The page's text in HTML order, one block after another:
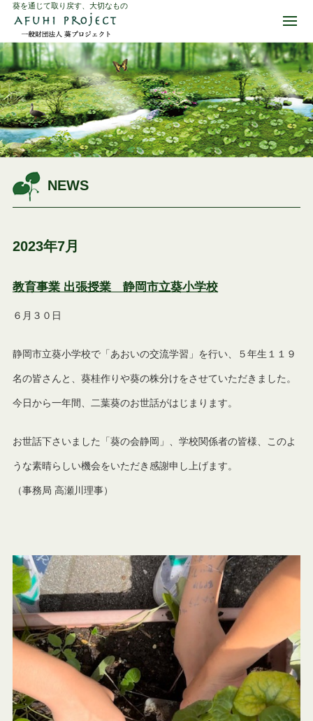
葵を通じて取り戻す、大切なもの
NEWS
2023年7月
教育事業 出張授業 静岡市立葵小学校
６月３０日
静岡市立葵小学校で「あおいの交流学習」を行い、５年生１１９
名の皆さんと、葵桂作りや葵の株分けをさせていただきました。
今日から一年間、二葉葵のお世話がはじまります。
お世話下さいました「葵の会静岡」、学校関係者の皆様、このよ
うな素晴らしい機会をいただき感謝申し上げます。
（事務局 高瀬川理事）